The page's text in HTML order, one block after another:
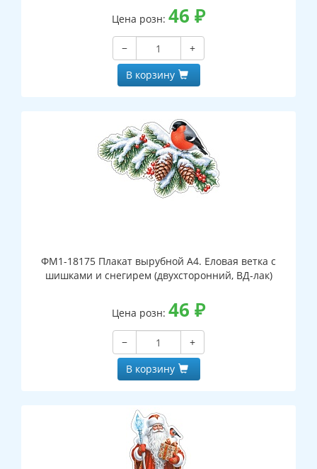
Цена розн: 46 ₽
−
+
В корзину
ФМ1-18175 Плакат вырубной А4. Еловая ветка с
шишками и снегирем (двухсторонний, ВД-лак)
Цена розн: 46 ₽
−
+
В корзину